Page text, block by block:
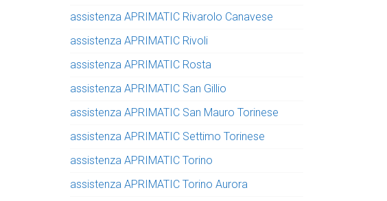
assistenza APRIMATIC Rivarolo Canavese
assistenza APRIMATIC Rivoli
assistenza APRIMATIC Rosta
assistenza APRIMATIC San Gillio
assistenza APRIMATIC San Mauro Torinese
assistenza APRIMATIC Settimo Torinese
assistenza APRIMATIC Torino
assistenza APRIMATIC Torino Aurora